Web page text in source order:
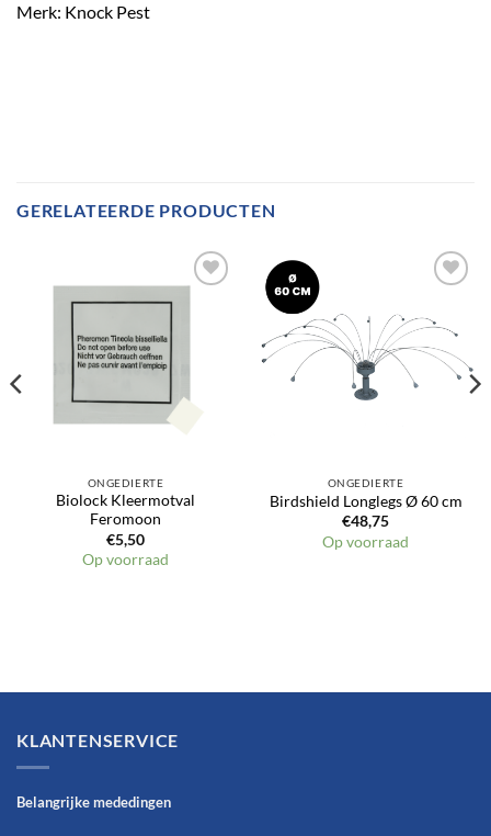
Merk: Knock Pest
GERELATEERDE PRODUCTEN
Toevoegen
ONGEDIERTE
Biolock Kleermotval
Feromoon
€5,50
Op voorraad
aan
verlanglijst
ONGEDIERTE
Birdshield Longlegs Ø 60 cm
€48,75
Op voorraad
KLANTENSERVICE
Belangrijke mededingen